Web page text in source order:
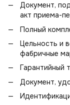
Документ,
акт приема-
Полный
Цельность и
фабричные
Гарантийный
Документ,